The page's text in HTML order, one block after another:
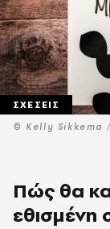
© Kelly Sikkema
ΣΧΕΣΕΙΣ
Πώς θα
εθισμένη